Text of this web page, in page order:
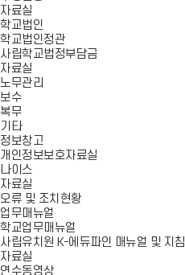
자료실
학교법인
학교법인정관
사립학교법정부담금
자료실
노무관리
보수
복무
기타
정보창고
개인정보보호자료실
나이스
자료실
오류 및 조치현황
업무매뉴얼
학교업무매뉴얼
사립유치원 K-에듀파인 매뉴얼 및 지침
자료실
연수동영상